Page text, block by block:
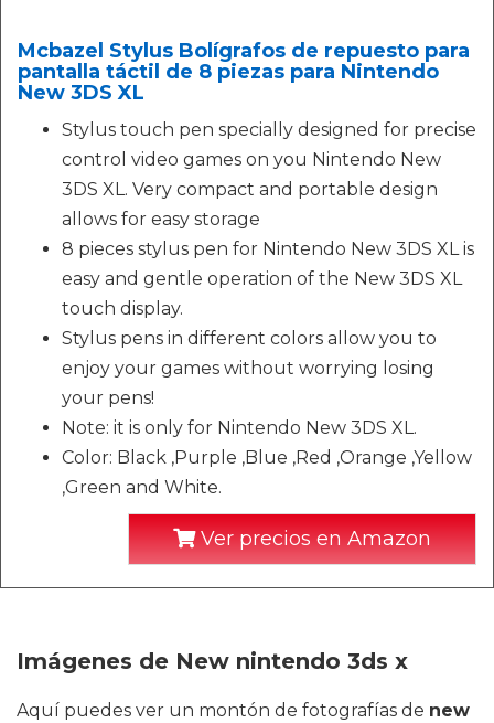
Mcbazel Stylus Bolígrafos de repuesto para
pantalla táctil de 8 piezas para Nintendo
New 3DS XL
Stylus touch pen specially designed for precise
control video games on you Nintendo New
3DS XL. Very compact and portable design
allows for easy storage
8 pieces stylus pen for Nintendo New 3DS XL is
easy and gentle operation of the New 3DS XL
touch display.
Stylus pens in different colors allow you to
enjoy your games without worrying losing
your pens!
Note: it is only for Nintendo New 3DS XL.
Color: Black ,Purple ,Blue ,Red ,Orange ,Yellow
,Green and White.
Ver precios en Amazon
Imágenes de New nintendo 3ds x
Aquí puedes ver un montón de fotografías de new